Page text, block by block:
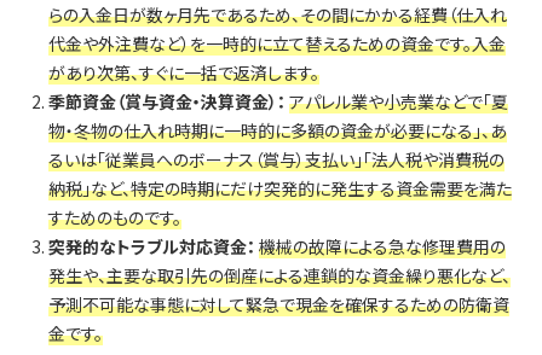
らの入金日が数ヶ月先であるため、その間にかかる経費（仕入れ
代金や外注費など）を一時的に立て替えるための資金です。入金
があり次第、すぐに一括で返済します。
季節資金（賞与資金・決算資金）： アパレル業や小売業などで「夏
物・冬物の仕入れ時期に一時的に多額の資金が必要になる」、あ
るいは「従業員へのボーナス（賞与）支払い」「法人税や消費税の
納税」など、特定の時期にだけ突発的に発生する資金需要を満た
すためのものです。
突発的なトラブル対応資金： 機械の故障による急な修理費用の
発生や、主要な取引先の倒産による連鎖的な資金繰り悪化など、
予測不可能な事態に対して緊急で現金を確保するための防衛資
金です。